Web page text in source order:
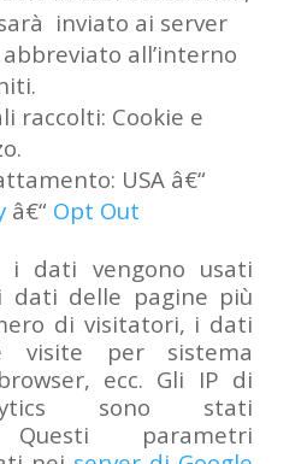
inviato ai server
all’interno
raccolti: Cookie e
USA â€“
â€“ Opt Out
i dati vengono usati
dati delle pagine più
di visitatori, i dati
visite per sistema
ecc. Gli IP di
sono stati
Questi parametri